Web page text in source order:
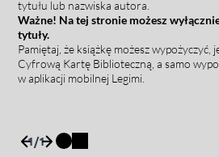
tytułu lub nazwiska autora.
Ważne! Na tej stronie możesz
tytuły.
Pamiętaj, że książkę możesz wypożyczyć,
Cyfrową Kartę Biblioteczną, a samo
w aplikacji mobilnej Legimi.
1/1